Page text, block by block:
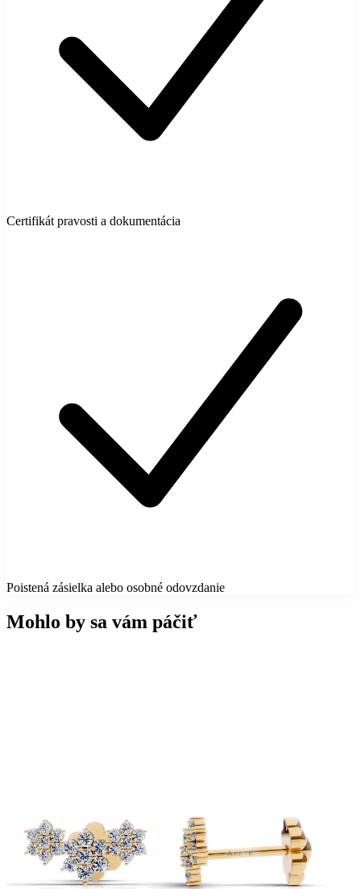
Certifikát pravosti a dokumentácia
Poistená zásielka alebo osobné odovzdanie
Mohlo by sa vám páčiť